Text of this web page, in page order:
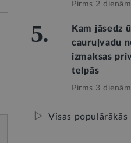
Pirms 2
5.
Kam jāsedz
cauruļvadu
izmaksas
telpās
Pirms 3
Visas populārākās